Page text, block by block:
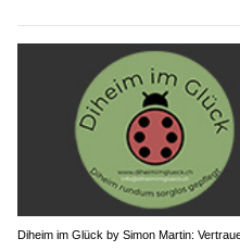
Diheim im Glück by Simon Martin: